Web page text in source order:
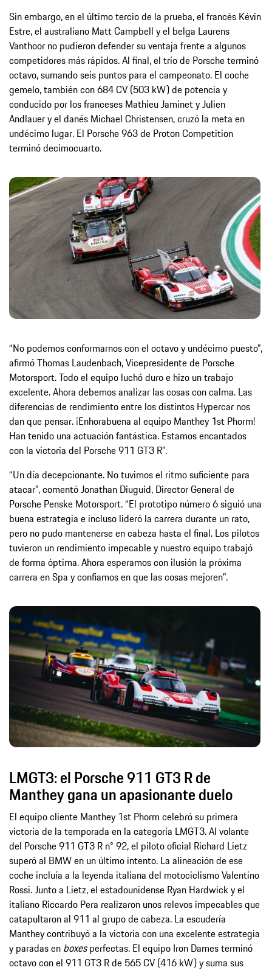
Sin embargo, en el último tercio de la prueba, el francés Kévin
Estre, el australiano Matt Campbell y el belga Laurens
Vanthoor no pudieron defender su ventaja frente a algunos
competidores más rápidos. Al final, el trío de Porsche terminó
octavo, sumando seis puntos para el campeonato. El coche
gemelo, también con 684 CV (503 kW) de potencia y
conducido por los franceses Mathieu Jaminet y Julien
Andlauer y el danés Michael Christensen, cruzó la meta en
undécimo lugar. El Porsche 963 de Proton Competition
terminó decimocuarto.
“No podemos conformarnos con el octavo y undécimo puesto”,
afirmó Thomas Laudenbach, Vicepresidente de Porsche
Motorsport. Todo el equipo luchó duro e hizo un trabajo
excelente. Ahora debemos analizar las cosas con calma. Las
diferencias de rendimiento entre los distintos Hypercar nos
dan que pensar. ¡Enhorabuena al equipo Manthey 1st Phorm!
Han tenido una actuación fantástica. Estamos encantados
con la victoria del Porsche 911 GT3 R”.
“Un día decepcionante. No tuvimos el ritmo suficiente para
atacar”, comentó Jonathan Diuguid, Director General de
Porsche Penske Motorsport. “El prototipo número 6 siguió una
buena estrategia e incluso lideró la carrera durante un rato,
pero no pudo mantenerse en cabeza hasta el final. Los pilotos
tuvieron un rendimiento impecable y nuestro equipo trabajó
de forma óptima. Ahora esperamos con ilusión la próxima
carrera en Spa y confiamos en que las cosas mejoren”.
LMGT3: el Porsche 911 GT3 R de
Manthey gana un apasionante duelo
El equipo cliente Manthey 1st Phorm celebró su primera
victoria de la temporada en la categoría LMGT3. Al volante
del Porsche 911 GT3 R n° 92, el piloto oficial Richard Lietz
superó al BMW en un último intento. La alineación de ese
coche incluía a la leyenda italiana del motociclismo Valentino
Rossi. Junto a Lietz, el estadounidense Ryan Hardwick y el
italiano Riccardo Pera realizaron unos relevos impecables que
catapultaron al 911 al grupo de cabeza. La escudería
Manthey contribuyó a la victoria con una excelente estrategia
y paradas en boxesperfectas. El equipo Iron Dames terminó
octavo con el 911 GT3 R de 565 CV (416 kW) y suma sus